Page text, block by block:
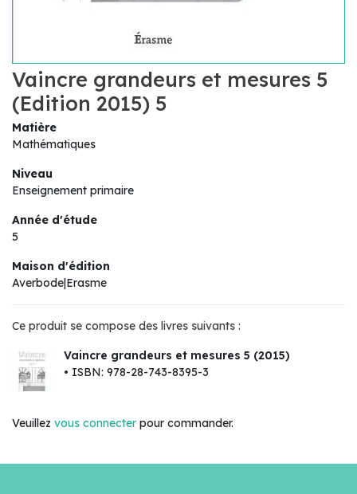
Vaincre grandeurs et mesures 5
(Edition 2015) 5
Matière
Mathématiques
Niveau
Enseignement primaire
Année d'étude
5
Maison d'édition
Averbode|Erasme
Ce produit se compose des livres suivants :
Vaincre grandeurs et mesures 5 (2015)
• ISBN: 978-28-743-8395-3
Veuillez vous connecter pour commander.